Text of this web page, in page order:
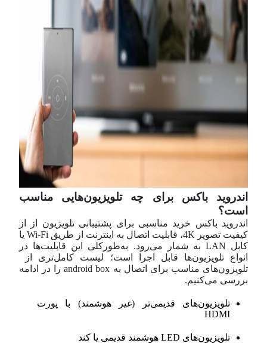
اندروید باکس برای چه تلویزیون‌هایی مناسب
است؟
اندروید باکس خرید مناسبی برای پشتیبانی تلویزیون از از
کیفیت تصویر 4K، قابلیت اتصال به اینترنت از طریق Wi-Fi یا
کابل LAN به شمار می‌رود. به‌طورکلی این قابلیت‌ها در
انواع تلویزیون‌ها قابل اجرا است؛ لیست کامل‌تری از
تلویزون‌های مناسب برای اتصال به android box را در ادامه
بررسی می‌کنیم.
تلویزیون‌های قدیمی‌تر (غیر هوشمند) با پورت
HDMI
تلویزیون‌های LED هوشمند قدیمی یا کند